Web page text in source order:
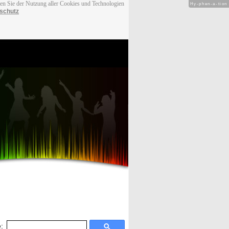
Sie der Nutzung aller Cookies und Technologien
Hy-phen-a-tion